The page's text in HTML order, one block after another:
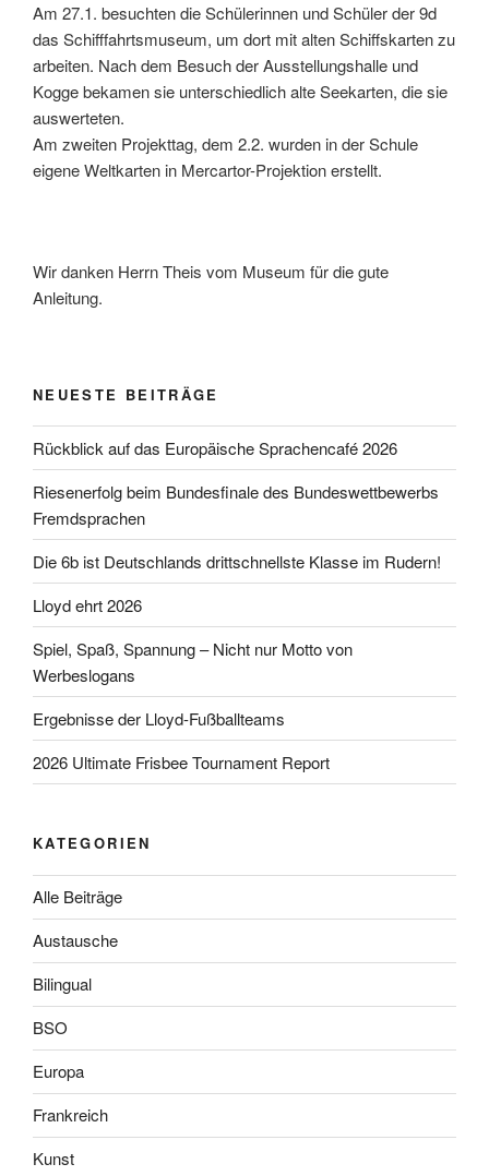
Am 27.1. besuchten die Schülerinnen und Schüler der 9d
das Schifffahrtsmuseum, um dort mit alten Schiffskarten zu
arbeiten. Nach dem Besuch der Ausstellungshalle und
Kogge bekamen sie unterschiedlich alte Seekarten, die sie
auswerteten.
Am zweiten Projekttag, dem 2.2. wurden in der Schule
eigene Weltkarten in Mercartor-Projektion erstellt.
Wir danken Herrn Theis vom Museum für die gute
Anleitung.
NEUESTE BEITRÄGE
Rückblick auf das Europäische Sprachencafé 2026
Riesenerfolg beim Bundesfinale des Bundeswettbewerbs
Fremdsprachen
Die 6b ist Deutschlands drittschnellste Klasse im Rudern!
Lloyd ehrt 2026
Spiel, Spaß, Spannung – Nicht nur Motto von
Werbeslogans
Ergebnisse der Lloyd-Fußballteams
2026 Ultimate Frisbee Tournament Report
KATEGORIEN
Alle Beiträge
Austausche
Bilingual
BSO
Europa
Frankreich
Kunst